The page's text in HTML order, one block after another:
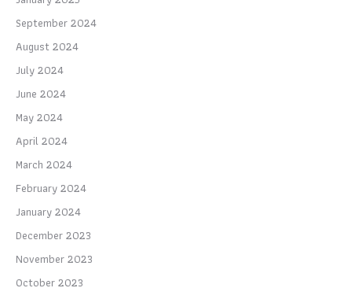
September 2024
August 2024
July 2024
June 2024
May 2024
April 2024
March 2024
February 2024
January 2024
December 2023
November 2023
October 2023